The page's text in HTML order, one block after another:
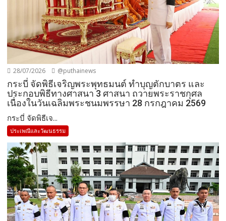
28/07/2026 @puthainews
กระบี่ จัดพิธีเจริญพระพุทธมนต์ ทำบุญตักบาตร และ
ประกอบพิธีทางศาสนา 3 ศาสนา ถวายพระราชกุศล
เนื่องในวันเฉลิมพระชนมพรรษา 28 กรกฎาคม 2569
กระบี่ จัดพิธีเจ...
ประเพณีและวัฒนธรรม